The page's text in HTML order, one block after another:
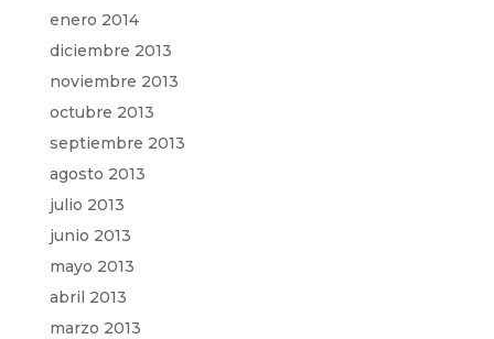
enero 2014
diciembre 2013
noviembre 2013
octubre 2013
septiembre 2013
agosto 2013
julio 2013
junio 2013
mayo 2013
abril 2013
marzo 2013